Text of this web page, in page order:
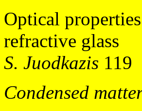
Optical
refractive glass
S. Juodkazis 119
Condensed